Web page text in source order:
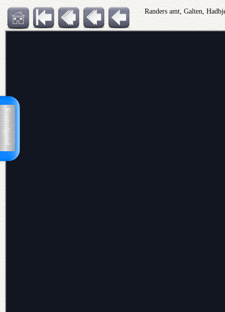
Kontrolpanel
Randers amt, Galten,